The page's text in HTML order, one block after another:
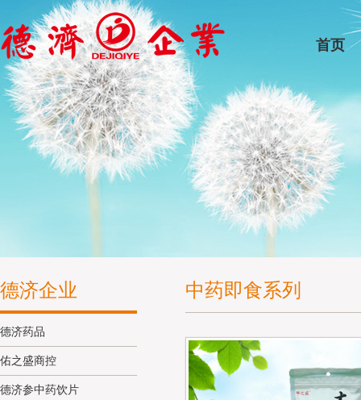
首页
德济企业
德济药品
佑之盛商控
德济参中药饮片
中药即食系列